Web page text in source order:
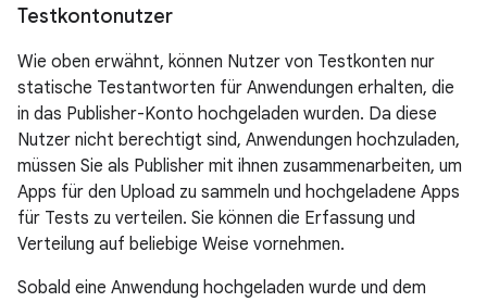
Testkontonutzer
Wie oben erwähnt, können Nutzer von Testkonten nur
statische Testantworten für Anwendungen erhalten, die
in das Publisher-Konto hochgeladen wurden. Da diese
Nutzer nicht berechtigt sind, Anwendungen hochzuladen,
müssen Sie als Publisher mit ihnen zusammenarbeiten, um
Apps für den Upload zu sammeln und hochgeladene Apps
für Tests zu verteilen. Sie können die Erfassung und
Verteilung auf beliebige Weise vornehmen.
Sobald eine Anwendung hochgeladen wurde und dem